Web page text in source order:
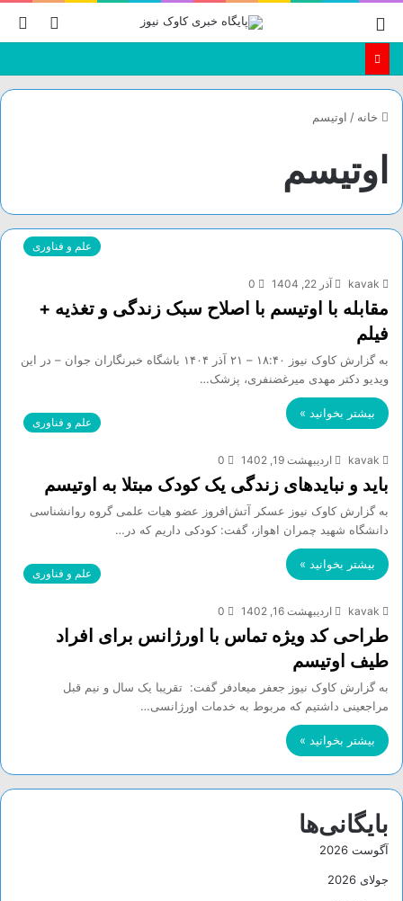
تغییر
خانه / اوتیسم
اوتیسم
علم و فناوری
kavak آذر 22, 1404 0
مقابله با اوتیسم با اصلاح سبک زندگی و تغذیه +
فیلم
به گزارش کاوک نیوز ۱۸:۴۰ – ۲۱ آذر ۱۴۰۴ باشگاه خبرنگاران جوان – در این
ویدیو دکتر مهدی میرغضنفری، پزشک…
بیشتر بخوانید »
علم و فناوری
kavak اردیبهشت 19, 1402 0
باید و نباید‌های زندگی یک کودک مبتلا به اوتیسم
به گزارش کاوک نیوز عسکر آتش‌افروز عضو هیات علمی گروه روانشناسی
دانشگاه شهید چمران اهواز، گفت: کودکی داریم که در…
بیشتر بخوانید »
علم و فناوری
kavak اردیبهشت 16, 1402 0
طراحی کد ویژه تماس با اورژانس برای افراد
طیف اوتیسم
به گزارش کاوک نیوز جعفر میعادفر گفت: تقریبا یک سال و نیم قبل
مراجعینی داشتیم که مربوط به خدمات اورژانسی…
بیشتر بخوانید »
بایگانی‌ها
آگوست 2026
جولای 2026